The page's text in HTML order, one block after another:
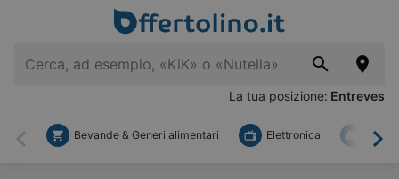
La tua posizione: Entreves
Indietro
Bevande & Generi alimentari Elettronica Fai